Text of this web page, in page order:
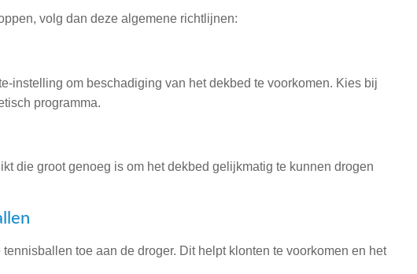
volg dan deze algemene richtlijnen:
instelling om beschadiging van het dekbed te voorkomen. Kies bij
programma.
die groot genoeg is om het dekbed gelijkmatig te kunnen drogen
toe aan de droger. Dit helpt klonten te voorkomen en het